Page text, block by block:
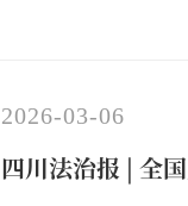
2026-03-06
四川法治报 | 全